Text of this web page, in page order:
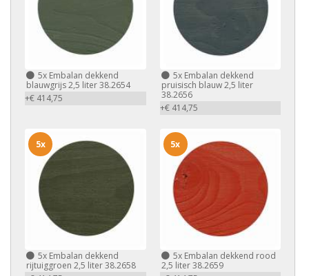
5x Embalan dekkend
blauwgrijs 2,5 liter 38.2654
+€ 414,75
5xEmbalan dekkend
pruisisch blauw 2,5 liter
38.2656
+€ 414,75
5x Embalan dekkend
rijtuiggroen 2,5 liter 38.2658
5x
5xEmbalan dekkend rood
2,5 liter 38.2659
5x